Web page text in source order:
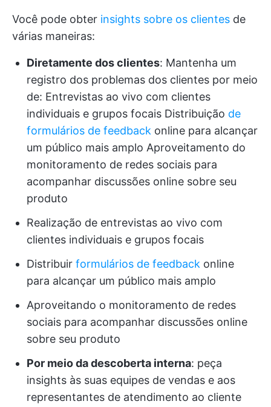
Você pode obter insights sobre os clientes de
várias maneiras:
Diretamente dos clientes: Mantenha um
registro dos problemas dos clientes por meio
de: Entrevistas ao vivo com clientes
individuais e grupos focais Distribuição de
formulários de feedback online para alcançar
um público mais amplo Aproveitamento do
monitoramento de redes sociais para
acompanhar discussões online sobre seu
produto
Realização de entrevistas ao vivo com
clientes individuais e grupos focais
Distribuir formulários de feedback online
para alcançar um público mais amplo
Aproveitando o monitoramento de redes
sociais para acompanhar discussões online
sobre seu produto
Por meio da descoberta interna: peça
insights às suas equipes de vendas e aos
representantes de atendimento ao cliente